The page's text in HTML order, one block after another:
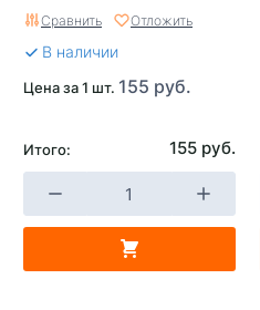
Сравнить Отложить
В наличии
Цена за 1 шт. 155 руб.
Итого: 155 руб.